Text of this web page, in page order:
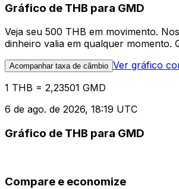
Gráfico de THB para GMD
Veja seu 500 THB em movimento.
dinheiro valia em qualquer momento.
Acompanhar taxa de câmbio Ver gráfico
1 THB = 2,23501 GMD
6 de ago. de 2026, 18:19 UTC
Gráfico de THB para GMD
Compare e economize